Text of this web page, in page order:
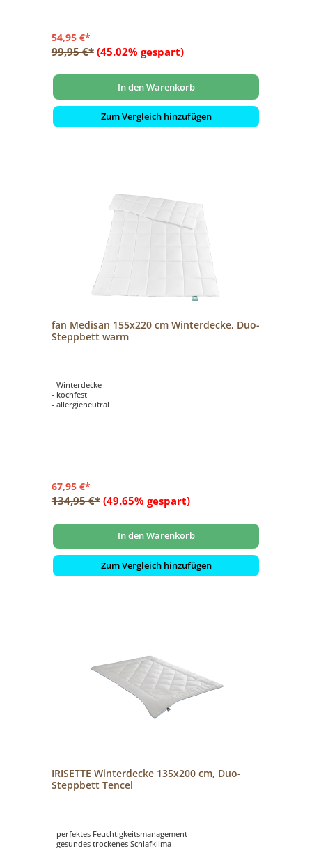
54,95 €*
99,95 €* (45.02% gespart)
In den Warenkorb
Zum Vergleich hinzufügen
fan Medisan 155x220 cm Winterdecke, Duo-
Steppbett warm
- Winterdecke
- kochfest
- allergieneutral
67,95 €*
134,95 €* (49.65% gespart)
In den Warenkorb
Zum Vergleich hinzufügen
IRISETTE Winterdecke 135x200 cm, Duo-
Steppbett Tencel
- perfektes Feuchtigkeitsmanagement
- gesundes trockenes Schlafklima